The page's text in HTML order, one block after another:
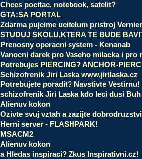
Chces pocitac, notebook, satelit?
GTA:SA PORTAL
Zdarma pujcime ucitelum pristroj
STUDUJ SKOLU,KTERA TE BUDE
Prenosny operacni system - Kenanab
Vanocni darek pro Vaseho milacka i pro
Potrebujes PIERCING? ANCHOR-
Schizofrenik Jiri Laska www.jirilaska.cz
Potrebujete poradit? Navstivte Vestirnu!
schizofrenik Jiri Laska kdo leci dusi
Alienuv kokon
Ozivte svuj vztah a zazijte
Herni server - FLASHPARK!
MSACM2
Alienuv kokon
a Hledas inspiraci? Zkus Inspirativni.cz!